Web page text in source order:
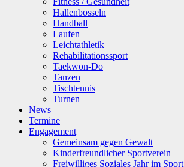
Hallenbosseln
Handball
Laufen
Leichtathletik
Rehabilitationssport
Taekwon-Do
Tanzen
Tischtennis
Turnen
News
Termine
Engagement
Gemeinsam gegen Gewalt
Kinderfreundlicher Sportverein
Freiwilliges Soziales Jahr im Sport